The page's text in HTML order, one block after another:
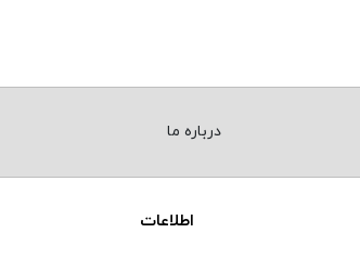
درباره ما
اطلاعات